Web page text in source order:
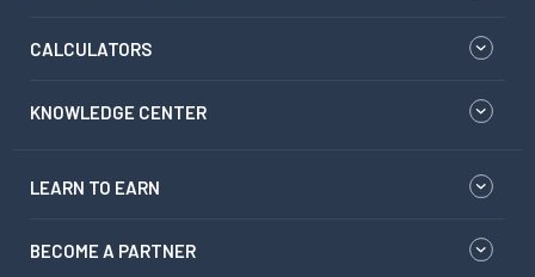
CALCULATORS
KNOWLEDGE CENTER
LEARN TO EARN
BECOME A PARTNER